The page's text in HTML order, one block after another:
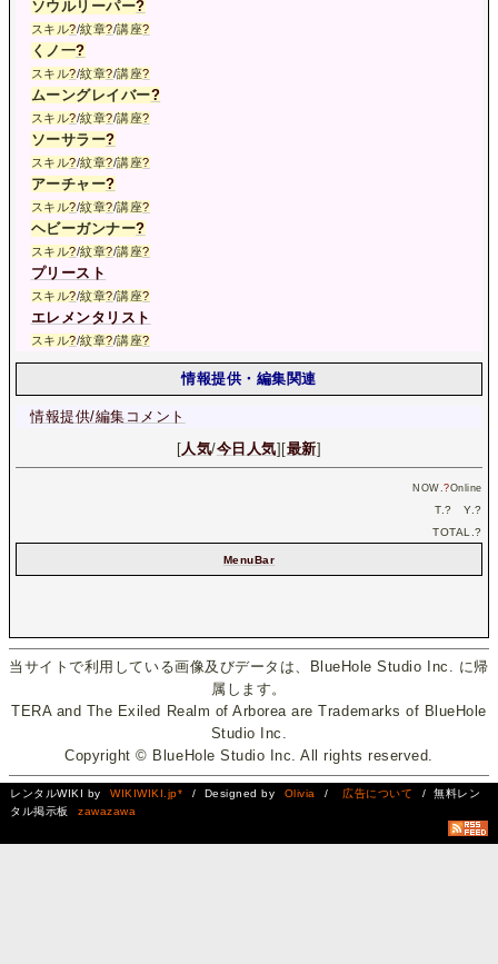
ソウルリーパー?
スキル?/紋章?/講座?
くノ一?
スキル?/紋章?/講座?
ムーングレイバー?
スキル?/紋章?/講座?
ソーサラー?
スキル?/紋章?/講座?
アーチャー?
スキル?/紋章?/講座?
ヘビーガンナー?
スキル?/紋章?/講座?
プリースト
スキル?/紋章?/講座?
エレメンタリスト
スキル?/紋章?/講座?
情報提供・編集関連
情報提供/編集コメント
[ 人気/今日人気][最新]
NOW.?Online
T.? Y.?
TOTAL.?
MenuBar
当サイトで利用している画像及びデータは、BlueHole Studio Inc. に帰
属します。
TERA and The Exiled Realm of Arborea are Trademarks of BlueHole
Studio Inc.
Copyright © BlueHole Studio Inc. All rights reserved.
レンタルWIKI by WIKIWIKI.jp* / Designed by Olivia / 広告について
/ 無料レン
タル掲示板
zawazawa